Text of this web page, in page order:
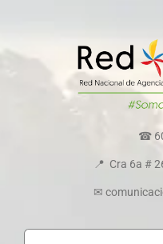
Transparencia y ética empresarial
☎
📍 Cra 6a #
✉